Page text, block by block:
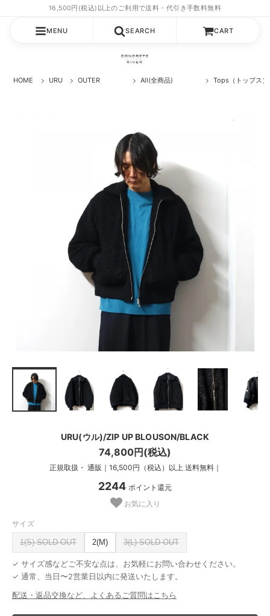
MENU SEARCH CART
HOME URU OUTER All(全商品) Tops（トップス）
URU(ウル)/ZIP UP BLOUSON/BLACK
74,800円(税込)
正規取扱・ 通販｜16,500円（税込）以上 送料無料｜
2244 ポイント還元
お気に入り
サイズ
1(S) SOLD OUT 2(M) 3(L) SOLD OUT
✓ サイズ感などご不安な点は、お気軽にお問い合わせください。
✓ 通常、当日〜2営業日以内に発送いたします。
配送・返品交換など、よくあるご質問はこちら